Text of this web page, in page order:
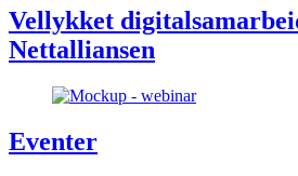
Vellykket
Nettalliansen
Eventer